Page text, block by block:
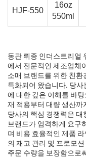
HJF-550
16oz
550ml
동관 뤼종 인더스트리얼
에서 전문적인 제조업체
소매 브랜드를 위한 친환
특화되어 왔습니다. 당
에 대한 깊은 이해를 바
재 적용부터 대량 생산까
당사의 핵심 경쟁력은 대
브랜드가 엄격하게 요구
며 비용 효율적인 제품
의 재고 관리 및 프로모
주문 수량을 보장함으로